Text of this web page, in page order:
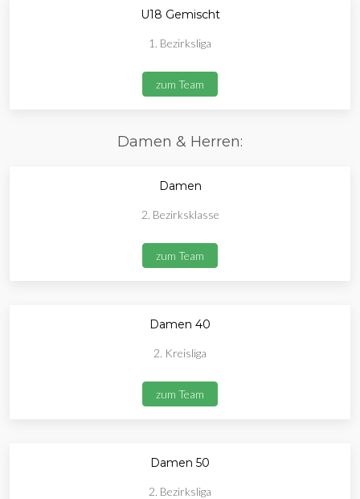
U18 Gemischt
1. Bezirksliga
zum Team
Damen & Herren:
Damen
2. Bezirksklasse
zum Team
Damen 40
2. Kreisliga
zum Team
Damen 50
2. Bezirksliga